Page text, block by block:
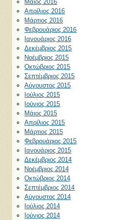
Μάιος 2016
Απρίλιος 2016
Μάρτιος 2016
Φεβρουάριος 2016
Ιανουάριος 2016
Δεκέμβριος 2015
Νοέμβριος 2015
Οκτώβριος 2015
Σεπτέμβριος 2015
Αύγουστος 2015
Ιούλιος 2015
Ιούνιος 2015
Μάιος 2015
Απρίλιος 2015
Μάρτιος 2015
Φεβρουάριος 2015
Ιανουάριος 2015
Δεκέμβριος 2014
Νοέμβριος 2014
Οκτώβριος 2014
Σεπτέμβριος 2014
Αύγουστος 2014
Ιούλιος 2014
Ιούνιος 2014